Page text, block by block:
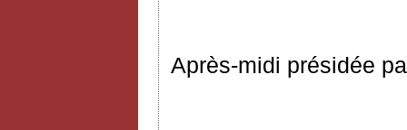
Après-midi présidée